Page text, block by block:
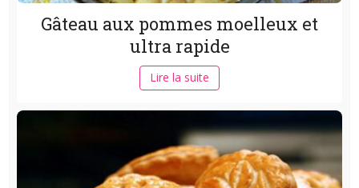
Gâteau aux pommes moelleux et
ultra rapide
Lire la suite